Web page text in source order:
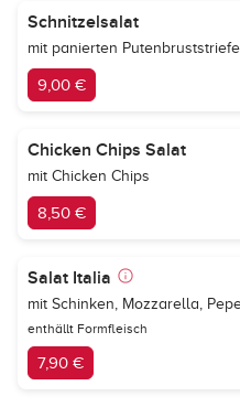
Schnitzelsalat
mit panierten
9,00 €
Chicken Chips Salat
mit Chicken Chips
8,50 €
Salat Italia
mit Schinken, Mozzarella,
enthällt Formfleisch
7,90 €